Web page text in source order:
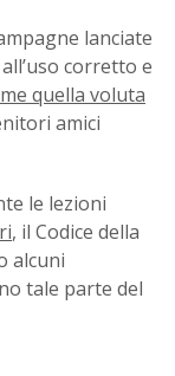
lanciate
corretto e
quella voluta
amici
le lezioni
, il Codice della
alcuni
tale parte del